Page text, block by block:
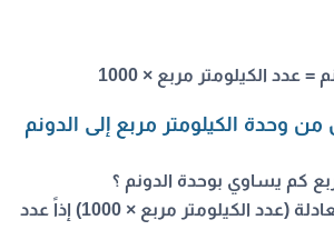
= عدد الكيلومتر مربع × 1000
من وحدة الكيلومتر مربع إلى الدونم
بإستخدام المعادلة (عدد الكيلومتر مربع × 1000) إذاً عدد